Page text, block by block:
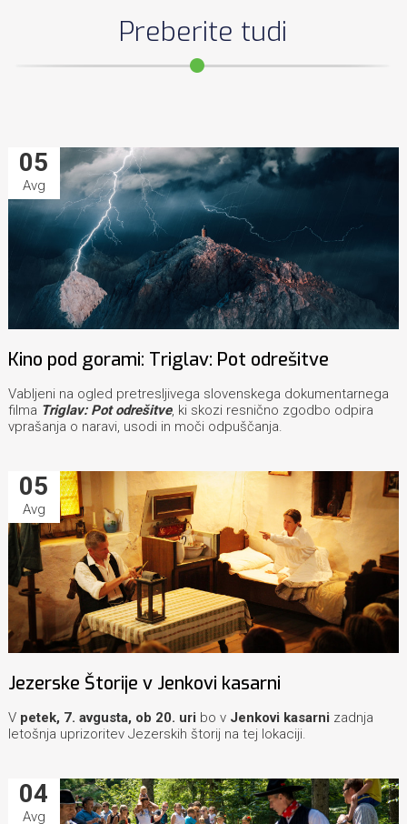
Preberite tudi
05
Avg
Kino pod gorami: Triglav: Pot odrešitve
Vabljeni na ogled pretresljivega slovenskega dokumentarnega
filma Triglav: Pot odrešitve, ki skozi resnično zgodbo odpira
vprašanja o naravi, usodi in moči odpuščanja.
05
Avg
Jezerske Štorije v Jenkovi kasarni
V petek, 7. avgusta, ob 20. uri bo v Jenkovi kasarni zadnja
letošnja uprizoritev Jezerskih štorij na tej lokaciji.
04
Avg